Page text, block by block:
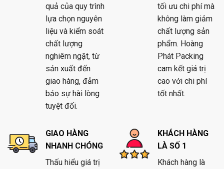
quả của quy trình
lựa chọn nguyên
liệu và kiểm soát
chất lượng
nghiêm ngặt, từ
sản xuất đến
giao hàng, đảm
bảo sự hài lòng
tuyệt đối.
tối ưu chi phí mà
không làm giảm
chất lượng sản
phẩm. Hoàng
Phát Packing
cam kết giá trị
cao với chi phí
tốt nhất.
GIAO HÀNG
NHANH CHÓNG
Thấu hiểu giá trị
KHÁCH HÀNG
LÀ SỐ 1
Khách hàng là